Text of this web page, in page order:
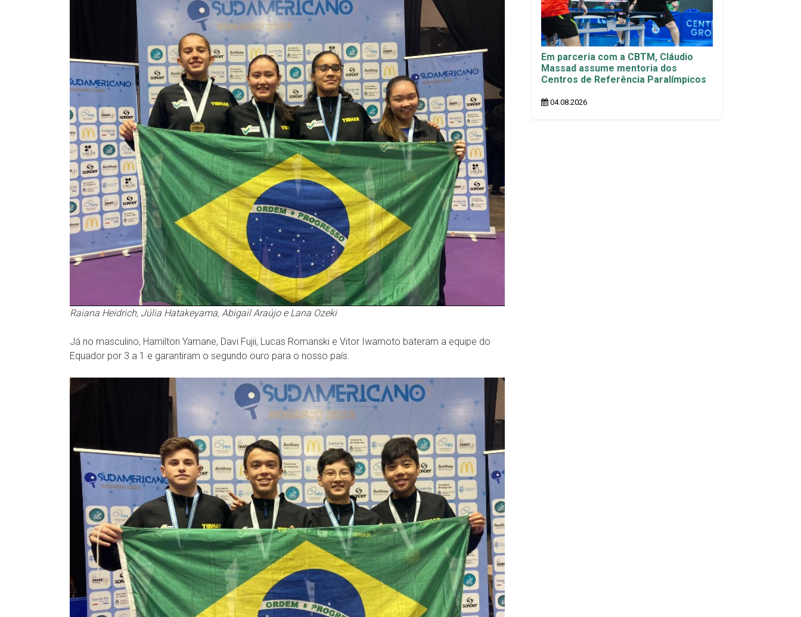
Raiana Heidrich, Júlia Hatakeyama, Abigail Araújo e Lana Ozeki
Já no masculino, Hamilton Yamane, Davi Fujii, Lucas Romanski e Vitor Iwamoto bateram a equipe do
Equador por 3 a 1 e garantiram o segundo ouro para o nosso país.
Em parceria com a CBTM, Cláudio
Massad assume mentoria dos
Centros de Referência Paralímpicos
04.08.2026